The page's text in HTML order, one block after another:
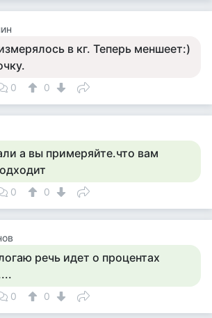
в кг. Теперь меншеет:)
0 0
а вы примеряйте.что вам
0 0
речь идет о процентах
0 0